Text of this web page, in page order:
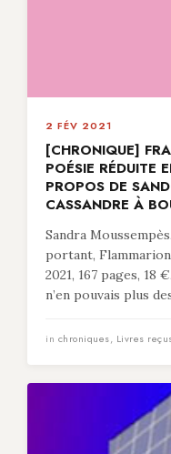
2 FÉV 2021
[CHRONIQUE]
POÉSIE RÉDUITE
PROPOS DE
CASSANDRE À
Sandra
portant,
2021, 167 pages, 18
n’en pouvais plus
in chroniques, Livres